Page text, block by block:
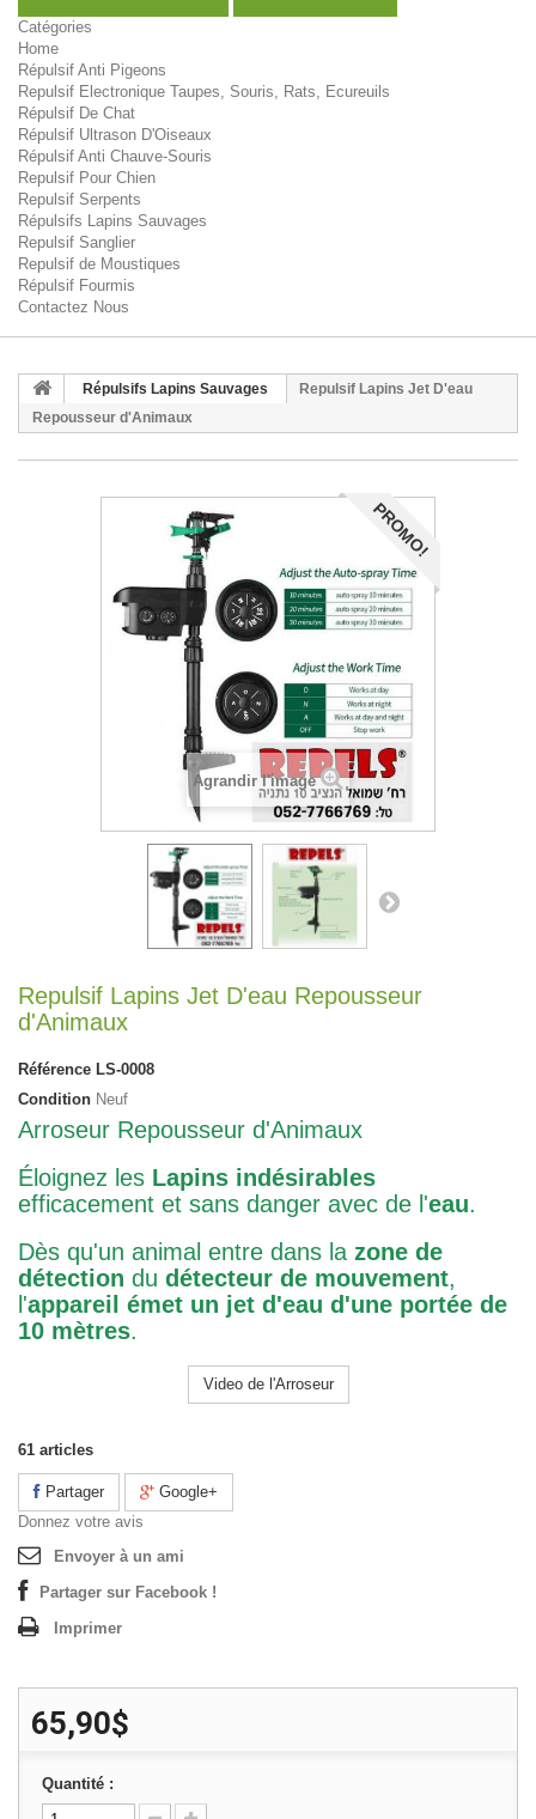
Catégories
Home
Répulsif Anti Pigeons
Repulsif Electronique Taupes, Souris, Rats, Ecureuils
Répulsif De Chat
Répulsif Ultrason D'Oiseaux
Répulsif Anti Chauve-Souris
Repulsif Pour Chien
Repulsif Serpents
Répulsifs Lapins Sauvages
Repulsif Sanglier
Repulsif de Moustiques
Répulsif Fourmis
Contactez Nous
Répulsifs Lapins Sauvages
Repulsif Lapins Jet D'eau
Repousseur d'Animaux
PROMO!
Agrandir l'image
Repulsif Lapins Jet D'eau Repousseur
d'Animaux
Référence LS-0008
Condition Neuf
Arroseur Repousseur d'Animaux
Éloignez les Lapins indésirables
efficacement et sans danger avec de l'eau.
Dès qu'un animal entre dans la zone de
détection du détecteur de mouvement,
l'appareil émet un jet d'eau d'une portée de
10 mètres.
Video de l'Arroseur
61 articles
Partager
Google+
Donnez votre avis
Envoyer à un ami
Partager sur Facebook !
Imprimer
65,90$
Quantité :